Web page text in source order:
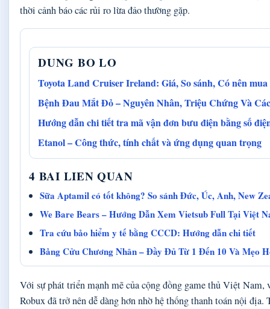
thời cảnh báo các rủi ro lừa đảo thường gặp.
DUNG BO LO
Toyota Land Cruiser Ireland: Giá, So sánh, Có nên mua
Bệnh Đau Mắt Đỏ – Nguyên Nhân, Triệu Chứng Và
Hướng dẫn chi tiết tra mã vận đơn bưu điện bằng số
Etanol – Công thức, tính chất và ứng dụng quan trọng
4 BAI LIEN QUAN
Sữa Aptamil có tốt không? So sánh Đức, Úc, Anh, New
We Bare Bears – Hướng Dẫn Xem Vietsub Full Tại Việt
Tra cứu bảo hiểm y tế bằng CCCD: Hướng dẫn chi tiết
Bảng Cửu Chương Nhân – Đầy Đủ Từ 1 Đến 10 Và Mẹo
Với sự phát triển mạnh mẽ của cộng đồng game thủ Việt Nam,
Robux đã trở nên dễ dàng hơn nhờ hệ thống thanh toán nội địa.